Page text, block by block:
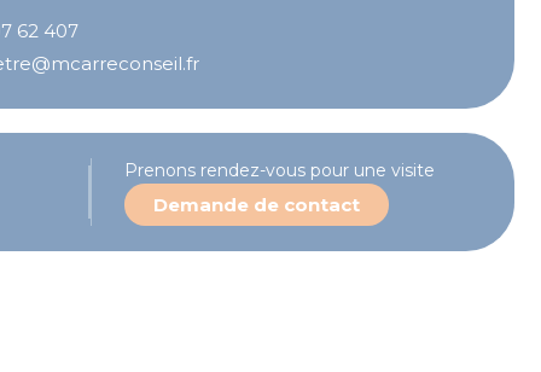
62 407
Prenons rendez-vous pour une visite
Demande de contact